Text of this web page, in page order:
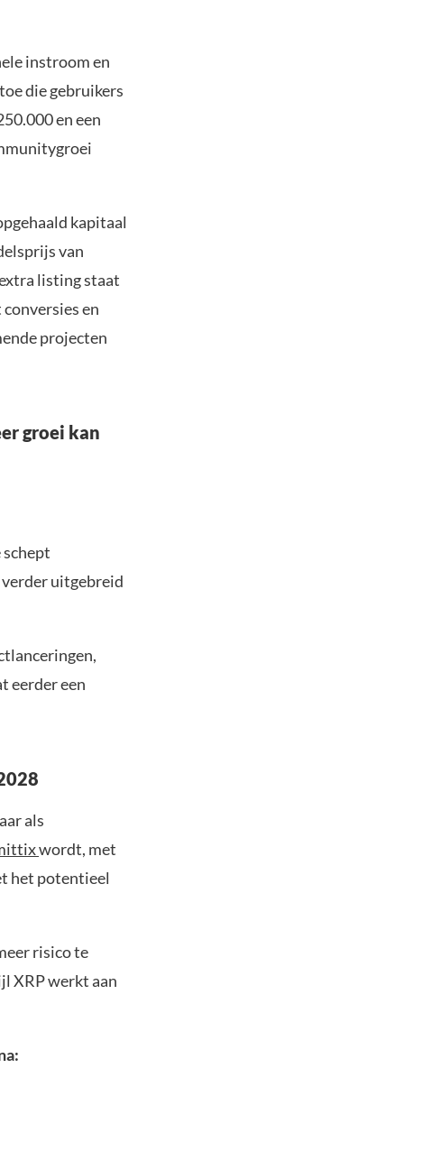
instroom en
die gebruikers
en een
kapitaal
van
listing staat
en
projecten
groei kan
uitgebreid
eerder een
als
wordt, met
het potentieel
risico te
XRP werkt aan